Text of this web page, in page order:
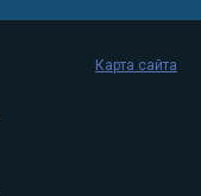
Карта сайта